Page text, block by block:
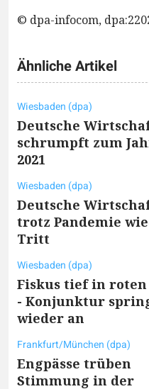
© dpa-infocom,
Ähnliche Artikel
Wiesbaden (dpa)
Deutsche
schrumpft zum
2021
Wiesbaden (dpa)
Deutsche
trotz Pandemie
Tritt
Wiesbaden (dpa)
Fiskus tief in roten
- Konjunktur
wieder an
Frankfurt/München (dpa)
Engpässe trüben
Stimmung in der